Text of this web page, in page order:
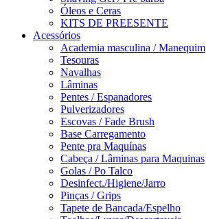
Óleos e Ceras
KITS DE PREESENTE
Acessórios
Academia masculina / Manequim
Tesouras
Navalhas
Lâminas
Pentes / Espanadores
Pulverizadores
Escovas / Fade Brush
Base Carregamento
Pente pra Maquínas
Cabeça / Lâminas para Maquinas
Golas / Po Talco
Desinfect./Higiene/Jarro
Pinças / Grips
Tapete de Bancada/Espelho